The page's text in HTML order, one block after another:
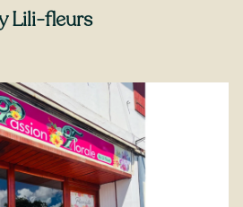
ronde avec fleur diverse lys rose
Lili-fleurs